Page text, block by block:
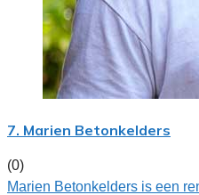
7. Marien Betonkelders
(0)
Marien Betonkelders is een